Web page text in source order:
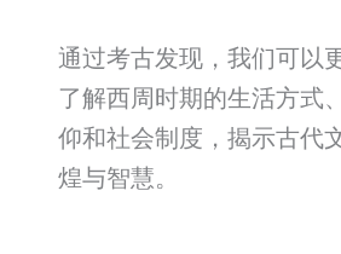
通过考古发现，我们可以
了解西周时期的生活方式
仰和社会制度，揭示古代
煌与智慧。